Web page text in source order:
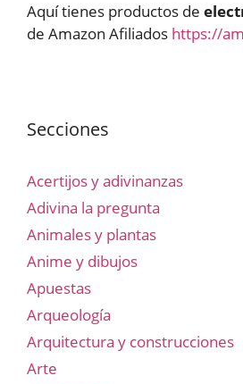
Aquí tienes productos de
de Amazon Afiliados https://
Secciones
Acertijos y adivinanzas
Adivina la pregunta
Animales y plantas
Anime y dibujos
Apuestas
Arqueología
Arquitectura y construcciones
Arte